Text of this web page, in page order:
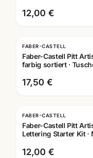
12,00 €
FABER-CASTELL
Faber-Castell Pitt
farbig sortiert ·
17,50 €
FABER-CASTELL
Faber-Castell Pitt
Lettering Starter Kit ·
12,00 €